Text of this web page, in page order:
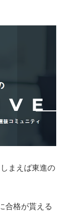
まえば東進の
合格が貰える